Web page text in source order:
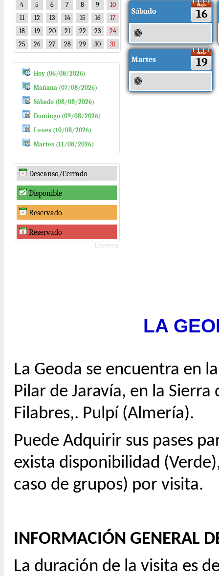
4
5 6 7 8 9
10
11
12 13 14 15 16
17
18
19 20 21 22 23
24
25
26 27 28 29 30 31
Hoy (06/08/2026)
Mañana (07/08/2026)
Sábado (08/08/2026)
Domingo (09/08/2026)
Lunes (10/08/2026)
Martes (11/08/2026)
Descanso/Cerrado
Disponible
Reservado
Reservado
Leyenda.
Sábado
Mayo
16
Martes
Mayo
19
LA
La Geoda se encuentra en
Pilar de Jaravía, en la
Filabres,. Pulpí (Almería).
Puede Adquirir sus pases
exista disponibilidad
caso de grupos) por visita.
INFORMACIÓN GENERAL
La duración de la visita es